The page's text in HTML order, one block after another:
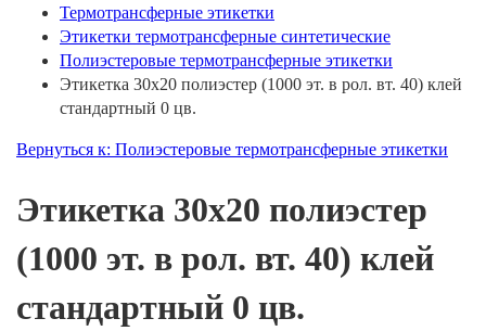
Термотрансферные этикетки
Этикетки термотрансферные синтетические
Полиэстеровые термотрансферные этикетки
Этикетка 30х20 полиэстер (1000 эт. в рол. вт. 40) клей
стандартный 0 цв.
Вернуться к: Полиэстеровые термотрансферные этикетки
Этикетка 30х20 полиэстер
(1000 эт. в рол. вт. 40) клей
стандартный 0 цв.